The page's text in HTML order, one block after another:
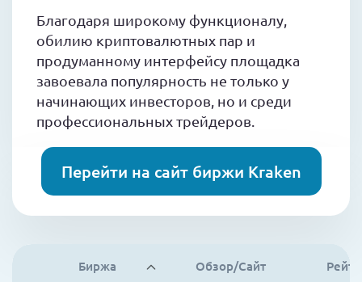
Благодаря широкому функционалу,
обилию криптовалютных пар и
продуманному интерфейсу площадка
завоевала популярность не только у
начинающих инвесторов, но и среди
профессиональных трейдеров.
Перейти на сайт биржи Kraken
Биржа Обзор/Сайт